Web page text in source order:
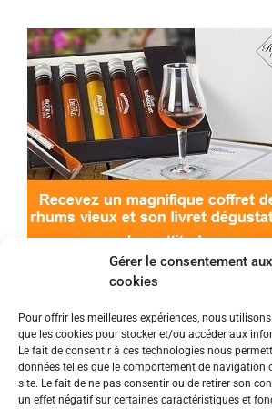
Gérer le consentement aux
cookies
Pour offrir les meilleures expériences, nous
que les cookies pour stocker et/ou accéder aux
Le fait de consentir à ces technologies nous
données telles que le comportement de navigation
site. Le fait de ne pas consentir ou de retirer son
un effet négatif sur certaines caractéristiques et
© 2022 Meilleur-rhum.net - Tous
Mentions légales-Politique